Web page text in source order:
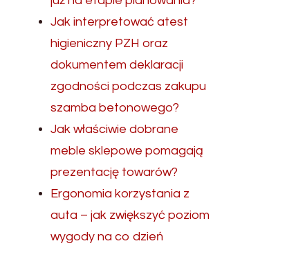
Jak interpretować atest
higieniczny PZH oraz
dokumentem deklaracji
zgodności podczas zakupu
szamba betonowego?
Jak właściwie dobrane
meble sklepowe pomagają
prezentację towarów?
Ergonomia korzystania z
auta – jak zwiększyć poziom
wygody na co dzień